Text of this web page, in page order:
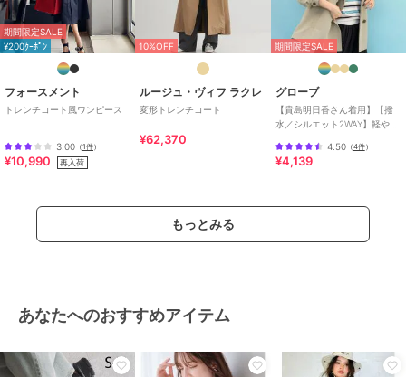
期間限定SALE
¥200ｸｰﾎﾟﾝ
フォースメント
トレンチコート風ワンピース
3.00 （1件）
¥10,990 再入荷
10%OFF
ルージュ・ヴィフ ラクレ
変形トレンチコート
¥62,370
期間限定SALE
グローブ
【貴島明日香さん着用】【撥
水／シルエット2WAY】軽やか
4.50（4件）
¥4,139
もっとみる
あなたへのおすすめアイテム